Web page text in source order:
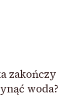
zakończy
woda?